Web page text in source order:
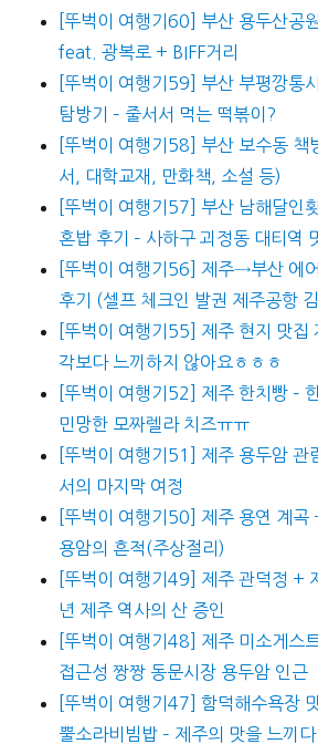
[뚜벅이 여행기60] 부산 용두산공
feat. 광복로 + BIFF거리
[뚜벅이 여행기59] 부산 부평깡통
탐방기 – 줄서서 먹는 떡볶이?
[뚜벅이 여행기58] 부산 보수동 책
서, 대학교재, 만화책, 소설 등)
[뚜벅이 여행기57] 부산 남해달인
혼밥 후기 – 사하구 괴정동 대티역
[뚜벅이 여행기56] 제주→부산 에
후기 (셀프 체크인 발권 제주공항
[뚜벅이 여행기55] 제주 현지 맛집
각보다 느끼하지 않아요ㅎㅎㅎ
[뚜벅이 여행기52] 제주 한치빵 –
민망한 모짜렐라 치즈ㅠㅠ
[뚜벅이 여행기51] 제주 용두암 관
서의 마지막 여정
[뚜벅이 여행기50] 제주 용연 계곡
용암의 흔적(주상절리)
[뚜벅이 여행기49] 제주 관덕정 +
년 제주 역사의 산 증인
[뚜벅이 여행기48] 제주 미소게스
접근성 짱짱 동문시장 용두암 인근
[뚜벅이 여행기47] 함덕해수욕장
뿔소라비빔밥 – 제주의 맛을 느끼다